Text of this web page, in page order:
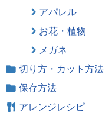
アパレル
お花・植物
メガネ
切り方・カット方法
保存方法
アレンジレシピ